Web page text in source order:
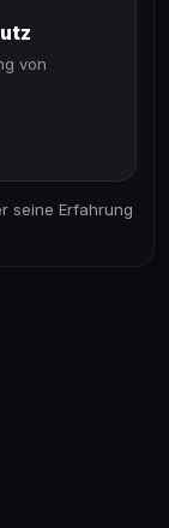
von
seine Erfahrung